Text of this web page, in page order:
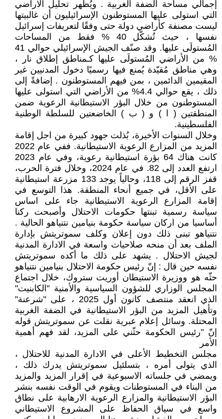
إجمالي مساحة الضفة الغربية . ويُظهر تحليل الأراضي
التي استولى عليها المستوطنون الإسرائيليون أن غالبيتها
ليست مصنفة كأراضي دولة حتى وفقًا لتعريفات إسرائيل
نفسها ، حيث تُشكّل 40 % فقط من المساحات
المُستولَى عليها. وقد صنّف الجيش الإسرائيلي حوالي 41
% من الأراضي المُستولَى عليها كـمناطق إطلاق نار ،
وهي مناطق مُقيّدة يُمنع فيها رسميًا دخول المدنيين غير
المقيمين الدائمين ، بمن فيهم المستوطنون . إضافةً إلى
ذلك ، يقع حوالي 4.4% من الأراضي التي استولى عليها
المستوطنون من خلال البؤر الاستيطانية الرعوية ضمن
المنطقتين ( ا ) و ( ب ) الخاضعتين للسلطة الوطنية
الفلسطينية.
وخلال السنوات الأخيرة، بُذلت جهود كبيرة من اجل إقامة
المزيد من المزارع الرعوية الاستيطانية. ففي عام 2022
كانت هناك 64 بؤرة استيطانية رعوية، وفي عام 2023
ارتفع العدد إلى 82. في عام 2024، وخلال فترة الحرب،
قفز الرقم إلى 118، وحالياً يوجد 133 مزرعة استيطانية
على الأقل، في جميع أنحاء المنطقة. هذا التوسع في
إقامة المزارع الرعوية الاستيطانية جاء على اساس
سياسة رسمية تبنتها حكومات الاحتلال وأصبحت ركنا
أساسيا من اركان سياسة حكومة بنيامين نتنياهو الحالية .
نتنياهو تبنى ذلك دون إعلان وكلف سموتريتش بإدارة
الملف بعد أن منحه صلاحيات واسعة في الادارة المدنية
لجيش الاحتلال . يشهد على ذلك ما أكده سموتريتش
نفسه حين قال : إنّ رئيس حكومة الاحتلال بنيامين نتنياهو
حثّه هو ووزيرة الاستيطان أوريت ستروك، خلال اجتماع
المجلس الوزاري للشؤون السياسية والأمنية "الكابنيت"
الذي انعقد منتصف كانون أول 2025 ، على "شرعنة"
وتأهيل المزيد من البؤر الاستيطانية في الضفة الغربية
المحتلة. وسائل إعلام عبرية نقلت عن سموتريتش قوله
إنّ "رئيس الحكومة حثّني على المزيد، لقد فهم أهمية
الأمر
مجلس التخطيط الأعلى في الادارة المدنية للاحتلال ،
الذي يتولى أمره ، بتسلئيل سموتريتش يدرك ذلك ،
ويمضي في جلساته الاسبوعية في إقرار المزيد والمزيد
من البناء في المستوطنات ويقوم في الوقت نفسه بنشر
البؤر الاستيطانية والمزارع الرعوية الارهابية على نطاق
واسع في سياق الحفاظ على المشروع الاستيطاني